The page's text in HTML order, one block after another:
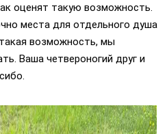
оценят такую возможность.
места для отдельного душа
возможность, мы
Ваша четвероногий друг и